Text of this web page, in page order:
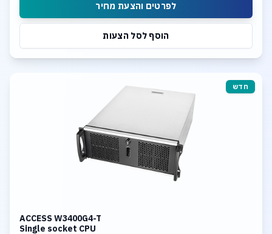
לפרטים והצעת מחיר
הוסף לסל הצעות
חדש
ACCESS W3400G4-T
Single socket CPU